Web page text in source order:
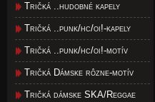
Tričká ..hudobné kapely
Tričká ..punk/hc/oi!-kapely
Tričká ..punk/hc/oi!-motív
Tričká Dámske rôzne-motív
Tričká dámske SKA/Reggae